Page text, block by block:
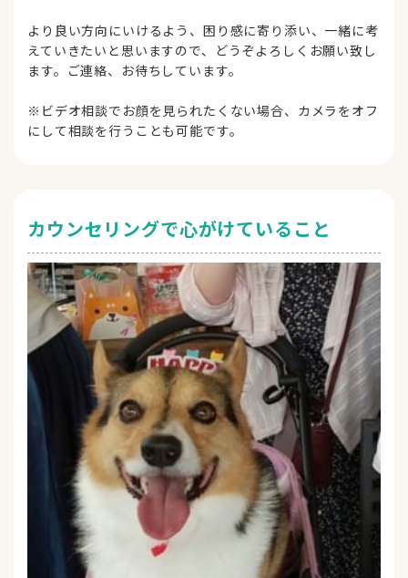
より良い方向にいけるよう、困り感に寄り添い、一緒に考
えていきたいと思いますので、どうぞよろしくお願い致し
ます。ご連絡、お待ちしています。
※ビデオ相談でお顔を見られたくない場合、カメラをオフ
にして相談を行うことも可能です。
カウンセリングで心がけていること